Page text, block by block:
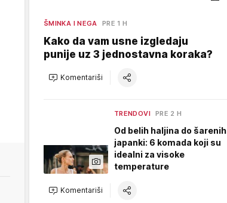
ŠMINKA I NEGA PRE 1 H
Kako da vam usne izgledaju
punije uz 3 jednostavna koraka?
Komentariši
TRENDOVI PRE 2 H
Od belih haljina do šarenih
japanki: 6 komada koji su
idealni za visoke
temperature
Komentariši